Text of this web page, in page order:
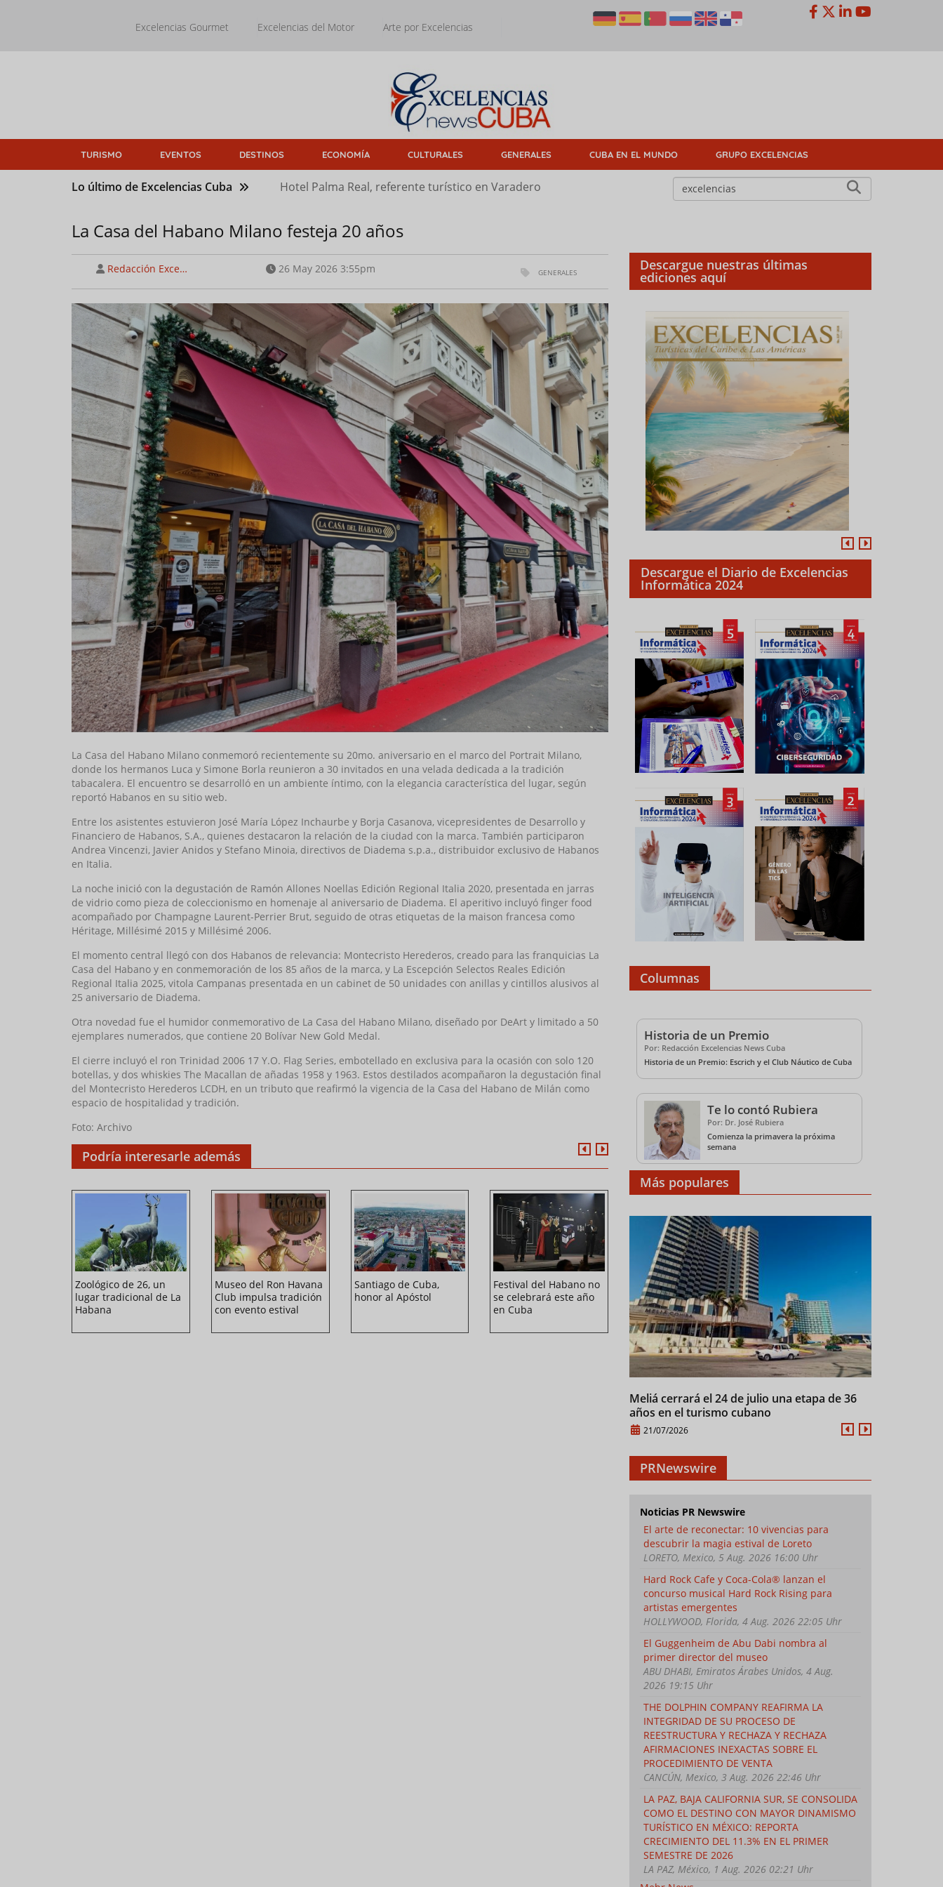
Excelencias Gourmet Excelencias del Motor Arte por Excelencias
TURISMO EVENTOS DESTINOS ECONOMÍA CULTURALES GENERALES CUBA EN EL MUNDO GRUPO EXCELENCIAS
Lo último de Excelencias Cuba Hotel Palma Real, referente turístico en Varadero
La Casa del Habano Milano festeja 20 años
Redacción Exce… 26 May 2026 3:55pm GENERALES
La Casa del Habano Milano conmemoró recientemente su 20mo. aniversario en el marco del Portrait Milano,
donde los hermanos Luca y Simone Borla reunieron a 30 invitados en una velada dedicada a la tradición
tabacalera. El encuentro se desarrolló en un ambiente íntimo, con la elegancia característica del lugar, según
reportó Habanos en su sitio web.
Entre los asistentes estuvieron José María López Inchaurbe y Borja Casanova, vicepresidentes de Desarrollo y
Financiero de Habanos, S.A., quienes destacaron la relación de la ciudad con la marca. También participaron
Andrea Vincenzi, Javier Anidos y Stefano Minoia, directivos de Diadema s.p.a., distribuidor exclusivo de Habanos
en Italia.
La noche inició con la degustación de Ramón Allones Noellas Edición Regional Italia 2020, presentada en jarras
de vidrio como pieza de coleccionismo en homenaje al aniversario de Diadema. El aperitivo incluyó finger food
acompañado por Champagne Laurent-Perrier Brut, seguido de otras etiquetas de la maison francesa como
Héritage, Millésimé 2015 y Millésimé 2006.
El momento central llegó con dos Habanos de relevancia: Montecristo Herederos, creado para las franquicias La
Casa del Habano y en conmemoración de los 85 años de la marca, y La Escepción Selectos Reales Edición
Regional Italia 2025, vitola Campanas presentada en un cabinet de 50 unidades con anillas y cintillos alusivos al
25 aniversario de Diadema.
Otra novedad fue el humidor conmemorativo de La Casa del Habano Milano, diseñado por DeArt y limitado a 50
ejemplares numerados, que contiene 20 Bolívar New Gold Medal.
El cierre incluyó el ron Trinidad 2006 17 Y.O. Flag Series, embotellado en exclusiva para la ocasión con solo 120
botellas, y dos whiskies The Macallan de añadas 1958 y 1963. Estos destilados acompañaron la degustación final
del Montecristo Herederos LCDH, en un tributo que reafirmó la vigencia de la Casa del Habano de Milán como
espacio de hospitalidad y tradición.
Foto: Archivo
Podría interesarle además
Zoológico de 26, un
lugar tradicional de La
Habana
Museo del Ron Havana
Club impulsa tradición
con evento estival
Santiago de Cuba,
honor al Apóstol
Festival del Habano no
se celebrará este año
en Cuba
Realizan curso de
verano para cantineros
en Villa Clara
café Coworking en La
Habana
Descargue nuestras últimas
ediciones aquí
Descargue el Diario de Excelencias
Informática 2024
Columnas
Historia de un Premio
Por: Redacción Excelencias News Cuba
Historia de un Premio: Escrich y el Club Náutico de Cuba
Te lo contó Rubiera
Por: Dr. José Rubiera
Comienza la primavera la próxima
semana
Más populares
Meliá cerrará el 24 de julio una etapa de 36
años en el turismo cubano
21/07/2026
PRNewswire
Noticias PR Newswire
El arte de reconectar: 10 vivencias para
descubrir la magia estival de Loreto
LORETO, Mexico, 5 Aug. 2026 16:00 Uhr
Hard Rock Cafe y Coca-Cola® lanzan el
concurso musical Hard Rock Rising para
artistas emergentes
HOLLYWOOD, Florida, 4 Aug. 2026 22:05 Uhr
El Guggenheim de Abu Dabi nombra al
primer director del museo
ABU DHABI, Emiratos Árabes Unidos, 4 Aug.
2026 19:15 Uhr
THE DOLPHIN COMPANY REAFIRMA LA
INTEGRIDAD DE SU PROCESO DE
REESTRUCTURA Y RECHAZA Y RECHAZA
AFIRMACIONES INEXACTAS SOBRE EL
PROCEDIMIENTO DE VENTA
CANCÚN, Mexico, 3 Aug. 2026 22:46 Uhr
LA PAZ, BAJA CALIFORNIA SUR, SE CONSOLIDA
COMO EL DESTINO CON MAYOR DINAMISMO
TURÍSTICO EN MÉXICO: REPORTA
CRECIMIENTO DEL 11.3% EN EL PRIMER
SEMESTRE DE 2026
LA PAZ, México, 1 Aug. 2026 02:21 Uhr